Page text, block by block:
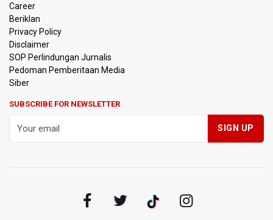
Kemarau Panjang, BNPB Minta Kalbar Tinjau Perda Bakar
Lahan
Kemensos Targetkan 150 Ribu Siswa Masuk Program
Sekolah Rakyat Tahun 2027
Daerah Aman dari Kebakaran Bapenda
Pertumbuhan Ekonomi 5,3 Persen Belum Cukup
Dongkrak Optimisme Pasar, Ekonom Sebut Investor
Amnesty International Kecam Penangkapan Dua
Warganet atas Konten Pidato Presiden, Nilai
Career
Beriklan
Privacy Policy
Disclaimer
SOP Perlindungan Jurnalis
Pedoman Pemberitaan Media
Siber
SUBSCRIBE FOR NEWSLETTER